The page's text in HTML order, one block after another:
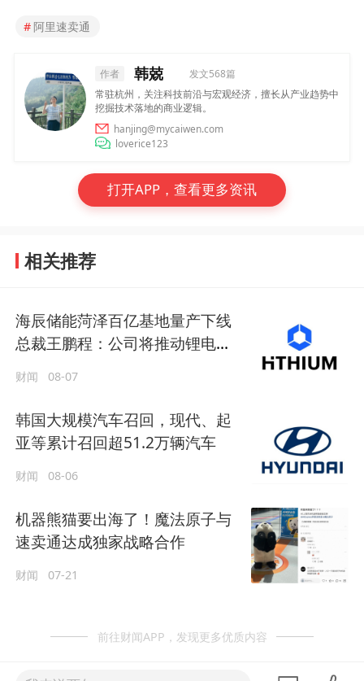
# 阿里速卖通
作者 韩兢
发文568篇
常驻杭州，关注科技前沿与宏观经济，擅长从产业趋势中
挖掘技术落地的商业逻辑。
hanjing@mycaiwen.com
loverice123
打开APP，查看更多资讯
相关推荐
海辰储能菏泽百亿基地量产下线
总裁王鹏程：公司将推动锂电长
财闻 08-07
韩国大规模汽车召回，现代、起
亚等累计召回超51.2万辆汽车
财闻 08-06
机器熊猫要出海了！魔法原子与
速卖通达成独家战略合作
财闻 07-21
前往财闻APP，发现更多优质内容